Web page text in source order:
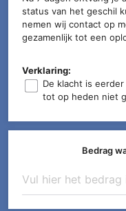
status van het geschil
nemen wij contact op
gezamenlijk tot een
Verklaring:
De klacht is
tot op heden niet
Bedrag